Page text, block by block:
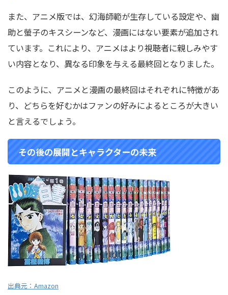
また、アニメ版では、幻海師範が生存している設定や、幽
助と螢子のキスシーンなど、漫画にはない要素が追加され
ています。これにより、アニメはより視聴者に親しみやす
い内容となり、異なる印象を与える最終回となりました。
このように、アニメと漫画の最終回はそれぞれに特徴があ
り、どちらを好むかはファンの好みによるところが大きい
と言えるでしょう。
その後の展開とキャラクターの未来
出典元：Amazon